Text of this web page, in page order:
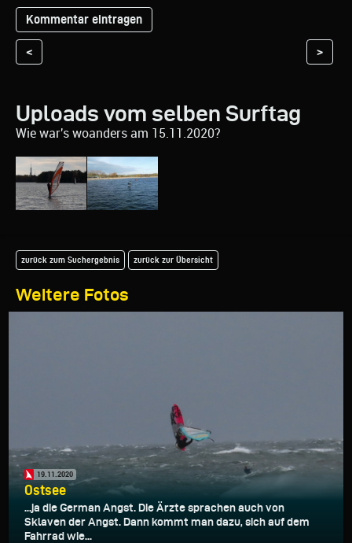
< >
Uploads vom selben Surftag
Wie war's woanders am 15.11.2020?
Weitere Fotos
zurück zum Suchergebnis zurück zur Übersicht
19.11.2020
Ostsee
...ja die German Angst. Die Ärzte sprachen auch von
Sklaven der Angst. Dann kommt man dazu, sich auf dem
Fahrrad wie...